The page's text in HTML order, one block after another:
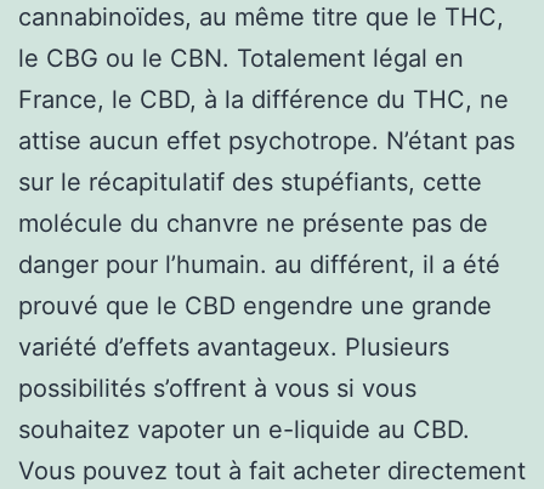
cannabinoïdes, au même titre que le THC,
le CBG ou le CBN. Totalement légal en
France, le CBD, à la différence du THC, ne
attise aucun effet psychotrope. N’étant pas
sur le récapitulatif des stupéfiants, cette
molécule du chanvre ne présente pas de
danger pour l’humain. au différent, il a été
prouvé que le CBD engendre une grande
variété d’effets avantageux. Plusieurs
possibilités s’offrent à vous si vous
souhaitez vapoter un e-liquide au CBD.
Vous pouvez tout à fait acheter directement